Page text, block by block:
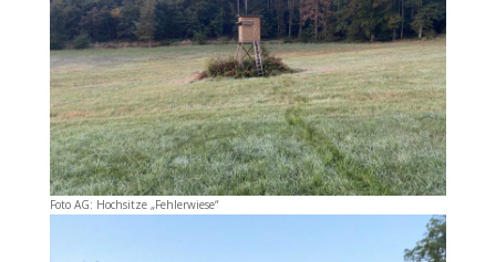
Foto AG: Hochsitze „Fehlerwiese“